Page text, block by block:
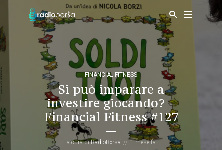
FINANCIAL FITNESS
Si può imparare a
investire giocando? –
Financial Fitness #127
a cura diRadioBorsa 1 mese fa